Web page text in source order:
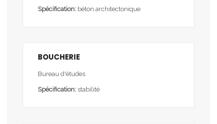
Spécification: béton architectonique
BOUCHERIE
Bureau d'études
Spécification: stabilité